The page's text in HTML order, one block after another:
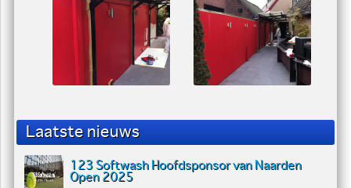
Laatste nieuws
123 Softwash Hoofdsponsor van Naarden
Open 2025